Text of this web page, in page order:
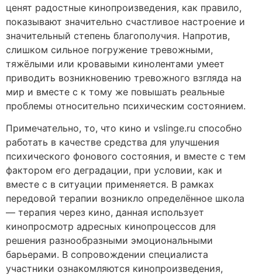
ценят радостные кинопроизведения, как правило,
показывают значительно счастливое настроение и
значительный степень благополучия. Напротив,
слишком сильное погружение тревожными,
тяжёлыми или кровавыми кинолентами умеет
приводить возникновению тревожного взгляда на
мир и вместе с к тому же повышать реальные
проблемы относительно психическим состоянием.
Примечательно, то, что кино и vslinge.ru способно
работать в качестве средства для улучшения
психического фонового состояния, и вместе с тем
фактором его деградации, при условии, как и
вместе с в ситуации применяется. В рамках
передовой терапии возникло определённое школа
— терапия через кино, данная использует
кинопросмотр адресных кинопроцессов для
решения разнообразными эмоциональными
барьерами. В сопровождении специалиста
участники ознакомляются кинопроизведения,